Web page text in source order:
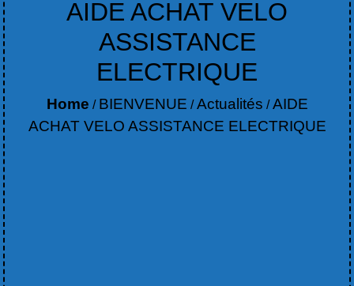
AIDE ACHAT VELO
ASSISTANCE
ELECTRIQUE
Home / BIENVENUE /Actualités /AIDE
ACHAT VELO ASSISTANCE ELECTRIQUE